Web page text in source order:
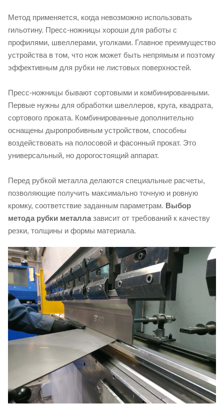
Метод применяется, когда невозможно использовать
гильотину. Пресс-ножницы хороши для работы с
профилями, швеллерами, уголками. Главное преимущество
устройства в том, что нож может быть непрямым и поэтому
эффективным для рубки не листовых поверхностей.
Пресс-ножницы бывают сортовыми и комбинированными.
Первые нужны для обработки швеллеров, круга, квадрата,
сортового проката. Комбинированные дополнительно
оснащены дыропробивным устройством, способны
воздействовать на полосовой и фасонный прокат. Это
универсальный, но дорогостоящий аппарат.
Перед рубкой металла делаются специальные расчеты,
позволяющие получить максимально точную и ровную
кромку, соответствие заданным параметрам. Выбор
метода рубки металла зависит от требований к качеству
резки, толщины и формы материала.